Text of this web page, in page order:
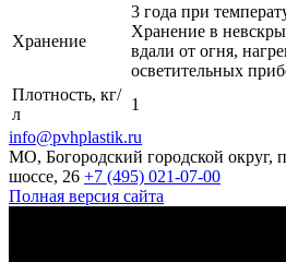
Хранение
3 года при
Хранение в
вдали от огня,
осветительных
Плотность, кг/
л
1
info@pvhplastik.ru
МО, Богородский городской округ,
шоссе, 26 +7 (495) 021-07-00
Полная версия сайта